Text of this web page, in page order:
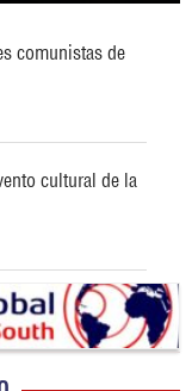
comunistas de
cultural de la